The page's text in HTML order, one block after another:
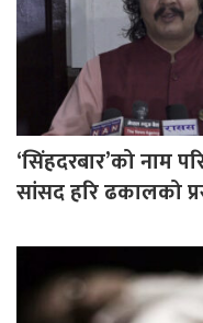
‘सिंहदरबार’को नाम
सांसद हरि ढकालको